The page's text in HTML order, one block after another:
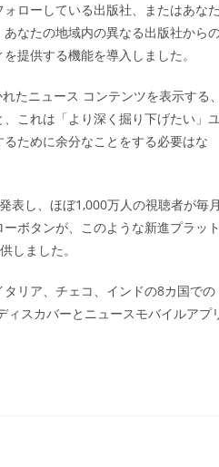
ローしている出版社、またはあなた
なたの地域内の異なる出版社から
提供する機能を導入しました。
たニュース コンテンツを表示する、
これは「より深く掘り下げたい」
ために余分なことをする必要はな
表し、ほぼ1,000万人の視聴者が毎月
ボタンが、このような新進プラット
しました。
リア、チェコ、インドの8カ国での
スカバーとニュースモバイルアプ